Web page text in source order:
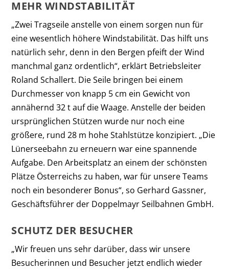
MEHR WINDSTABILITÄT
„Zwei Tragseile anstelle von einem sorgen nun für
eine wesentlich höhere Windstabilität. Das hilft uns
natürlich sehr, denn in den Bergen pfeift der Wind
manchmal ganz ordentlich“, erklärt Betriebsleiter
Roland Schallert. Die Seile bringen bei einem
Durchmesser von knapp 5 cm ein Gewicht von
annähernd 32 t auf die Waage. Anstelle der beiden
ursprünglichen Stützen wurde nur noch eine
größere, rund 28 m hohe Stahlstütze konzipiert. „Die
Lünerseebahn zu erneuern war eine spannende
Aufgabe. Den Arbeitsplatz an einem der schönsten
Plätze Österreichs zu haben, war für unsere Teams
noch ein besonderer Bonus“, so Gerhard Gassner,
Geschäftsführer der Doppelmayr Seilbahnen GmbH.
SCHUTZ DER BESUCHER
„Wir freuen uns sehr darüber, dass wir unsere
Besucherinnen und Besucher jetzt endlich wieder